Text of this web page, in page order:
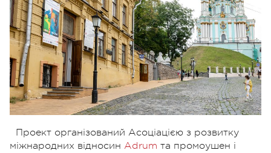
Проект організований Асоціацією з розвитку
міжнародних відносин Adrum та промоушен і